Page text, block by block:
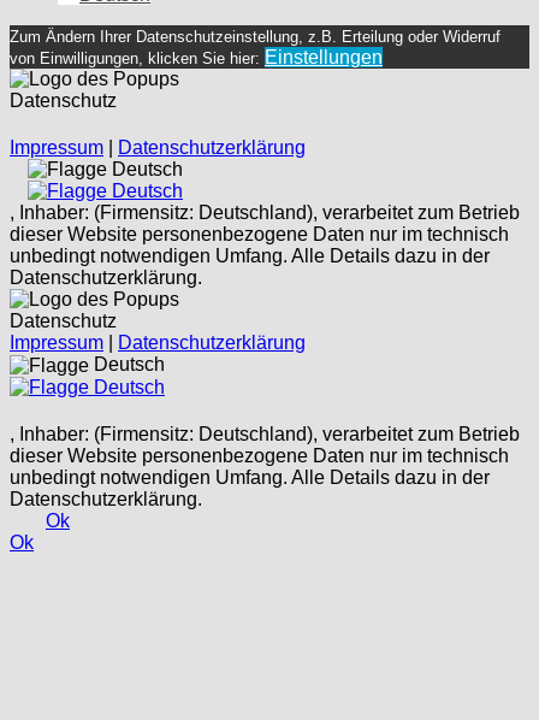
Zum Ändern Ihrer Datenschutzeinstellung, z.B. Erteilung oder Widerruf
von Einwilligungen, klicken Sie hier: Einstellungen
Datenschutz
Impressum
Datenschutzerklärung
Deutsch
Deutsch
, Inhaber: (Firmensitz: Deutschland), verarbeitet zum Betrieb
dieser Website personenbezogene Daten nur im technisch
unbedingt notwendigen Umfang. Alle Details dazu in der
Datenschutzerklärung.
Datenschutz
Impressum
Datenschutzerklärung
Deutsch
Deutsch
, Inhaber: (Firmensitz: Deutschland), verarbeitet zum Betrieb
dieser Website personenbezogene Daten nur im technisch
unbedingt notwendigen Umfang. Alle Details dazu in der
Datenschutzerklärung.
Ok
Ok